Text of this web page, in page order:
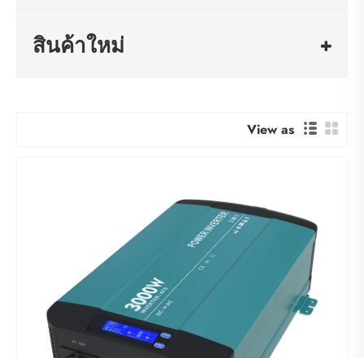
สินค้าใหม่
View as